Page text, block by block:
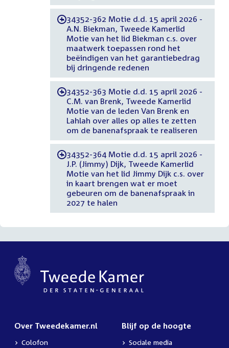
-34352-362 Motie d.d. 15 april 2026 -
A.N. Biekman, Tweede Kamerlid
Motie van het lid Biekman c.s. over
maatwerk toepassen rond het
beëindigen van het garantiebedrag
bij dringende redenen
-34352-363 Motie d.d. 15 april 2026 -
C.M. van Brenk, Tweede Kamerlid
Motie van de leden Van Brenk en
Lahlah over alles op alles te zetten
om de banenafspraak te realiseren
-34352-364 Motie d.d. 15 april 2026 -
J.P. (Jimmy) Dijk, Tweede Kamerlid
Motie van het lid Jimmy Dijk c.s. over
in kaart brengen wat er moet
gebeuren om de banenafspraak in
2027 te halen
Over Tweedekamer.nl
Colofon
Blijf op de hoogte
Sociale media